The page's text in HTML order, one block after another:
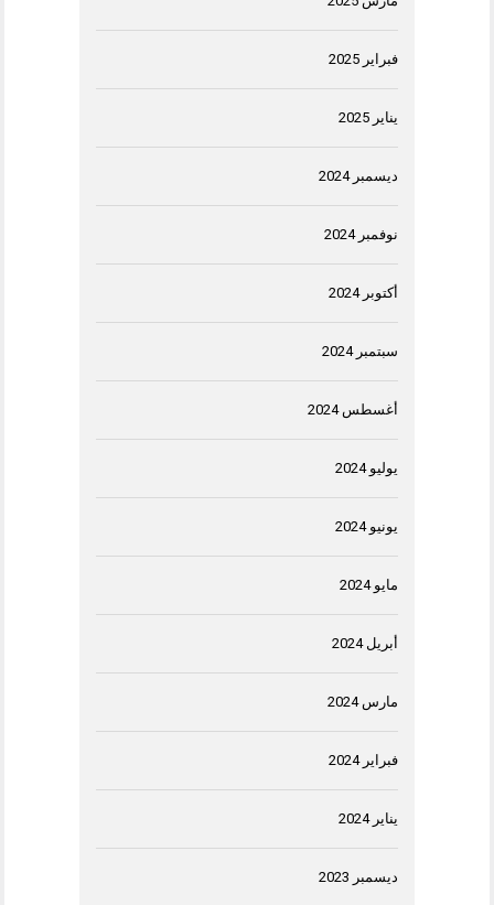
فبراير 2025
يناير 2025
ديسمبر 2024
نوفمبر 2024
أكتوبر 2024
سبتمبر 2024
أغسطس 2024
يوليو 2024
يونيو 2024
مايو 2024
أبريل 2024
مارس 2024
فبراير 2024
يناير 2024
ديسمبر 2023